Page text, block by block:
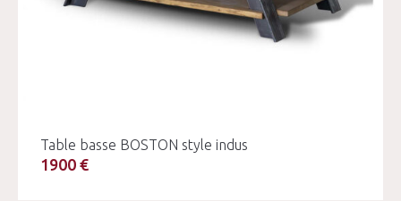
Table basse BOSTON style indus
1900 €